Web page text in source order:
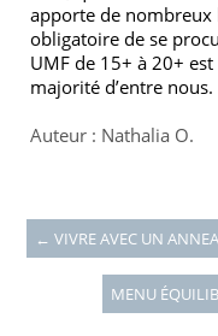
apporte de nombreux
obligatoire de se
UMF de 15+ à 20+
majorité d’entre nous.
Auteur : Nathalia O.
← VIVRE AVEC UN
MENU